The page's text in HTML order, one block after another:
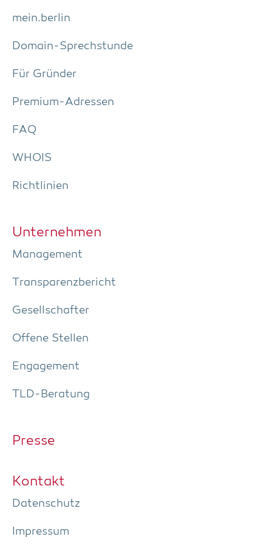
mein.berlin
Domain-Sprech­stun­de
Für Grün­der
Pre­­mi­um-Adres­­sen
FAQ
WHOIS
Richt­li­ni­en
Unter­neh­men
Manage­ment
Trans­pa­renz­be­richt
Gesell­schaf­ter
Offe­ne Stellen
Enga­ge­ment
TLD-Bera­tung
Pres­se
Kon­takt
Daten­schutz
Impres­sum